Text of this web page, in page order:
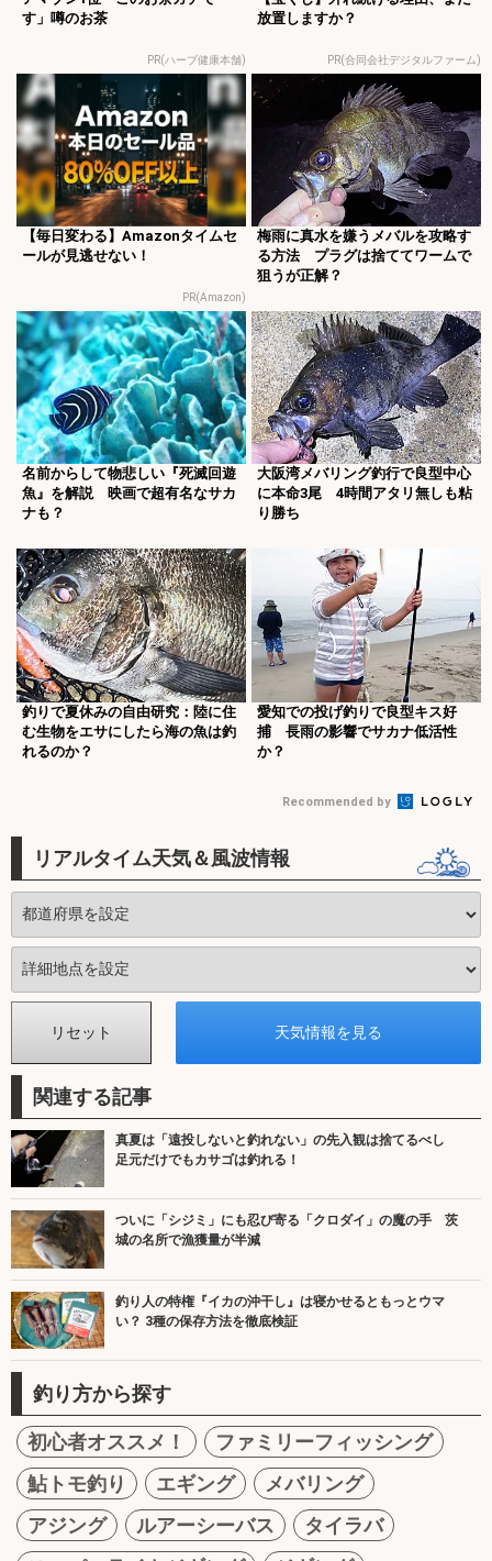
す」噂のお茶
PR(ハーブ健康本舗)
放置しますか？
PR(合同会社デジタルファーム)
【毎日変わる】Amazonタイムセ
ールが見逃せない！
PR(Amazon)
梅雨に真水を嫌うメバルを攻略す
る方法 プラグは捨ててワームで
狙うが正解？
名前からして物悲しい『死滅回遊
魚』を解説 映画で超有名なサカ
ナも？
大阪湾メバリング釣行で良型中心
に本命3尾 4時間アタリ無しも粘
り勝ち
釣りで夏休みの自由研究：陸に住
む生物をエサにしたら海の魚は釣
れるのか？
愛知での投げ釣りで良型キス好
捕 長雨の影響でサカナ低活性
か？
Recommended by
リアルタイム天気＆風波情報
関連する記事
真夏は「遠投しないと釣れない」の先入観は捨てるべし
足元だけでもカサゴは釣れる！
ついに「シジミ」にも忍び寄る「クロダイ」の魔の手 茨
城の名所で漁獲量が半減
釣り人の特権『イカの沖干し』は寝かせるともっとウマ
い？ 3種の保存方法を徹底検証
釣り方から探す
初心者オススメ！
ファミリーフィッシング
鮎トモ釣り
エギング
メバリング
アジング
ルアーシーバス
タイラバ